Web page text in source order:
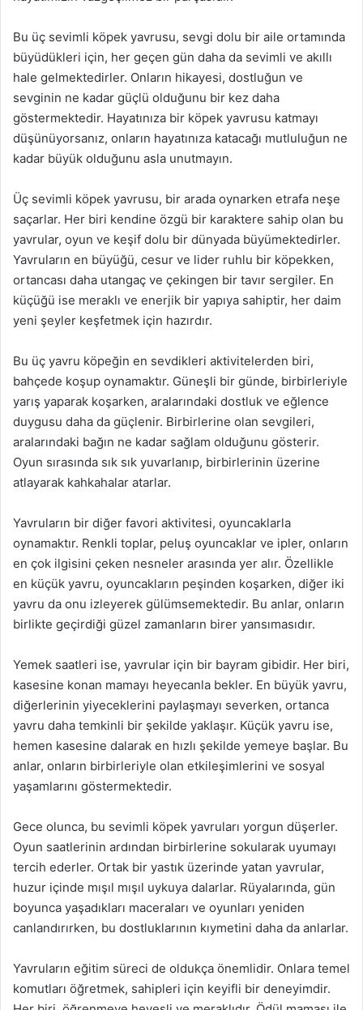
Bu üç sevimli köpek yavrusu, sevgi dolu bir aile ortamında
büyüdükleri için, her geçen gün daha da sevimli ve akıllı
hale gelmektedirler. Onların hikayesi, dostluğun ve
sevginin ne kadar güçlü olduğunu bir kez daha
göstermektedir. Hayatınıza bir köpek yavrusu katmayı
düşünüyorsanız, onların hayatınıza katacağı mutluluğun ne
kadar büyük olduğunu asla unutmayın.
Üç sevimli köpek yavrusu, bir arada oynarken etrafa neşe
saçarlar. Her biri kendine özgü bir karaktere sahip olan bu
yavrular, oyun ve keşif dolu bir dünyada büyümektedirler.
Yavruların en büyüğü, cesur ve lider ruhlu bir köpekken,
ortancası daha utangaç ve çekingen bir tavır sergiler. En
küçüğü ise meraklı ve enerjik bir yapıya sahiptir, her daim
yeni şeyler keşfetmek için hazırdır.
Bu üç yavru köpeğin en sevdikleri aktivitelerden biri,
bahçede koşup oynamaktır. Güneşli bir günde, birbirleriyle
yarış yaparak koşarken, aralarındaki dostluk ve eğlence
duygusu daha da güçlenir. Birbirlerine olan sevgileri,
aralarındaki bağın ne kadar sağlam olduğunu gösterir.
Oyun sırasında sık sık yuvarlanıp, birbirlerinin üzerine
atlayarak kahkahalar atarlar.
Yavruların bir diğer favori aktivitesi, oyuncaklarla
oynamaktır. Renkli toplar, peluş oyuncaklar ve ipler, onların
en çok ilgisini çeken nesneler arasında yer alır. Özellikle
en küçük yavru, oyuncakların peşinden koşarken, diğer iki
yavru da onu izleyerek gülümsemektedir. Bu anlar, onların
birlikte geçirdiği güzel zamanların birer yansımasıdır.
Yemek saatleri ise, yavrular için bir bayram gibidir. Her biri,
kasesine konan mamayı heyecanla bekler. En büyük yavru,
diğerlerinin yiyeceklerini paylaşmayı severken, ortanca
yavru daha temkinli bir şekilde yaklaşır. Küçük yavru ise,
hemen kasesine dalarak en hızlı şekilde yemeye başlar. Bu
anlar, onların birbirleriyle olan etkileşimlerini ve sosyal
yaşamlarını göstermektedir.
Gece olunca, bu sevimli köpek yavruları yorgun düşerler.
Oyun saatlerinin ardından birbirlerine sokularak uyumayı
tercih ederler. Ortak bir yastık üzerinde yatan yavrular,
huzur içinde mışıl mışıl uykuya dalarlar. Rüyalarında, gün
boyunca yaşadıkları maceraları ve oyunları yeniden
canlandırırken, bu dostluklarının kıymetini daha da anlarlar.
Yavruların eğitim süreci de oldukça önemlidir. Onlara temel
komutları öğretmek, sahipleri için keyifli bir deneyimdir.